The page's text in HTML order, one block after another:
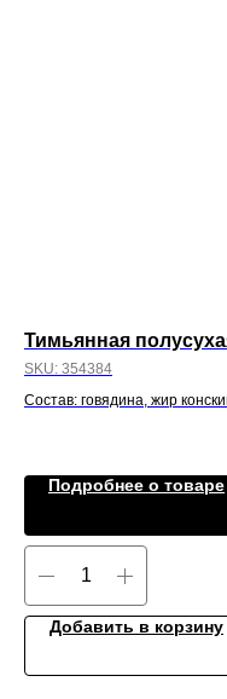
Тимьянная
SKU: 354384
Состав: говядина, жир
Подробнее о товаре
Добавить в корзину